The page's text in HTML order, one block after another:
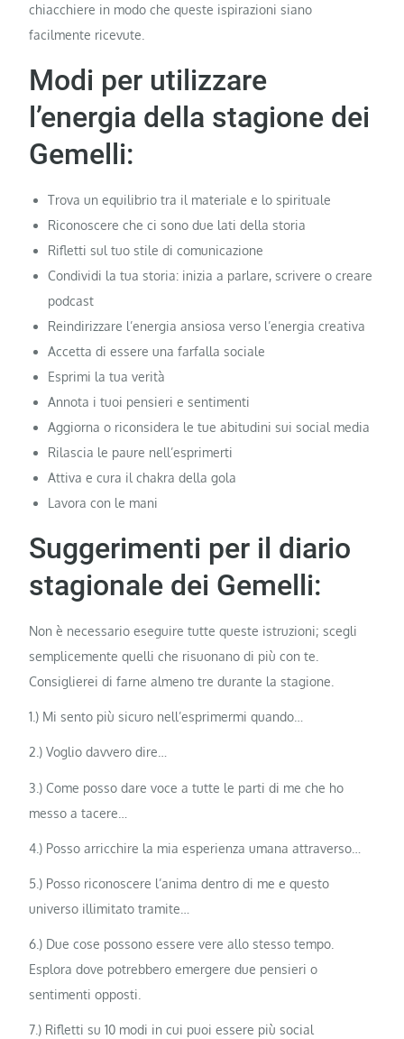
chiacchiere in modo che queste ispirazioni siano
facilmente ricevute.
Modi per utilizzare
l’energia della stagione dei
Gemelli:
Trova un equilibrio tra il materiale e lo spirituale
Riconoscere che ci sono due lati della storia
Rifletti sul tuo stile di comunicazione
Condividi la tua storia: inizia a parlare, scrivere o creare
podcast
Reindirizzare l’energia ansiosa verso l’energia creativa
Accetta di essere una farfalla sociale
Esprimi la tua verità
Annota i tuoi pensieri e sentimenti
Aggiorna o riconsidera le tue abitudini sui social media
Rilascia le paure nell’esprimerti
Attiva e cura il chakra della gola
Lavora con le mani
Suggerimenti per il diario
stagionale dei Gemelli:
Non è necessario eseguire tutte queste istruzioni; scegli
semplicemente quelli che risuonano di più con te.
Consiglierei di farne almeno tre durante la stagione.
1.) Mi sento più sicuro nell’esprimermi quando…
2.) Voglio davvero dire…
3.) Come posso dare voce a tutte le parti di me che ho
messo a tacere…
4.) Posso arricchire la mia esperienza umana attraverso…
5.) Posso riconoscere l’anima dentro di me e questo
universo illimitato tramite…
6.) Due cose possono essere vere allo stesso tempo.
Esplora dove potrebbero emergere due pensieri o
sentimenti opposti.
7.) Rifletti su 10 modi in cui puoi essere più social